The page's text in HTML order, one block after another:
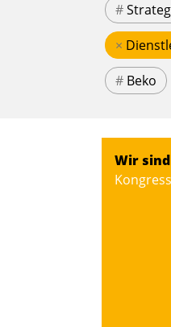
#
×
# Beko
Wir
Kongress